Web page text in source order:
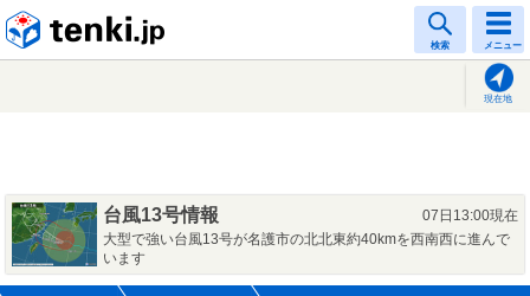
検索 メニュー
現在地
台風13号情報
07日13:00現在
大型で強い台風13号が名護市の北北東約40kmを西南西に進んで
います